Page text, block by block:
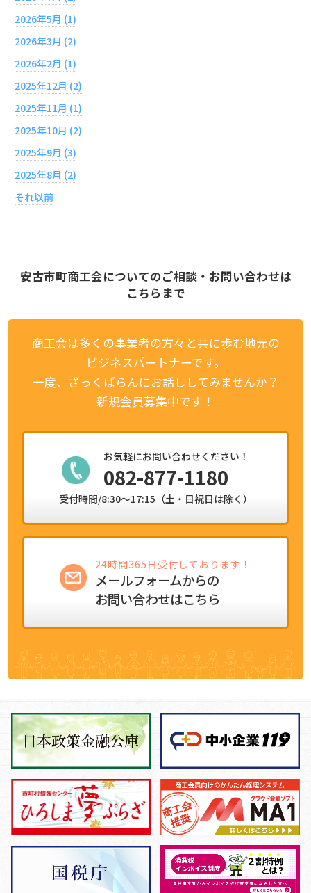
2026年5月 (1)
2026年3月 (2)
2026年2月 (1)
2025年12月 (2)
2025年11月 (1)
2025年10月 (2)
2025年9月 (3)
2025年8月 (2)
それ以前
安古市町商工会についてのご相談・お問い合わせは
こちらまで
商工会は多くの事業者の方々と共に歩む地元の
ビジネスパートナーです。
一度、ざっくばらんにお話ししてみませんか？
新規会員募集中です！
お気軽にお問い合わせください！
082-877-1180
受付時間/8:30～17:15（土・日祝日は除く）
24時間365日受付しております！
メールフォームからの
お問い合わせはこちら